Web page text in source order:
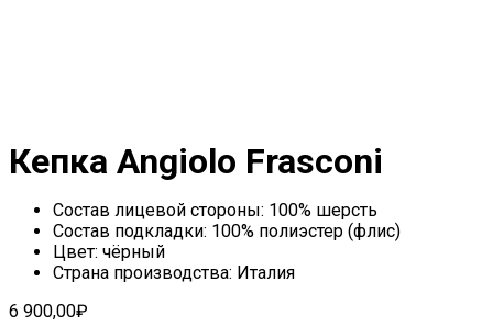
Кепка Angiolo Frasconi
Состав лицевой стороны: 100% шерсть
Состав подкладки: 100% полиэстер (флис)
Цвет: чёрный
Страна производства: Италия
6 900,00₽